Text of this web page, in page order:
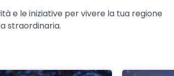
e le iniziative per vivere la tua regione
straordinaria.